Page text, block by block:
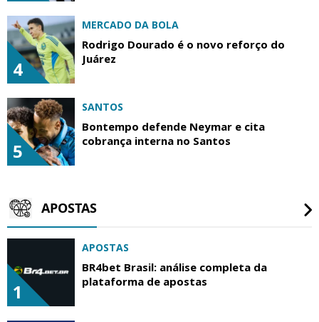
4
MERCADO DA BOLA
Rodrigo Dourado é o novo reforço do
Juárez
5
SANTOS
Bontempo defende Neymar e cita
cobrança interna no Santos
APOSTAS
1
APOSTAS
BR4bet Brasil: análise completa da
plataforma de apostas